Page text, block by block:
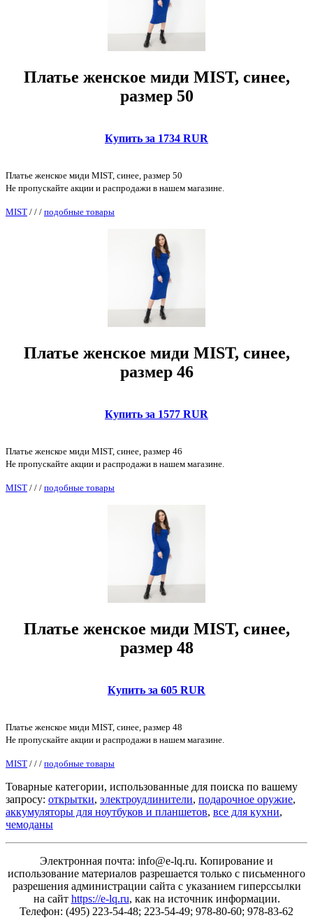
Платье женское миди MIST, синее,
размер 50
Купить за 1734 RUR
Платье женское миди MIST, синее, размер 50
Не пропускайте акции и распродажи в нашем магазине.
MIST / / / подобные товары
Платье женское миди MIST, синее,
размер 46
Купить за 1577 RUR
Платье женское миди MIST, синее, размер 46
Не пропускайте акции и распродажи в нашем магазине.
MIST / / / подобные товары
Платье женское миди MIST, синее,
размер 48
Купить за 605 RUR
Платье женское миди MIST, синее, размер 48
Не пропускайте акции и распродажи в нашем магазине.
MIST / / / подобные товары
Товарные категории, использованные для поиска по вашему
запросу: открытки, электроудлинители, подарочное оружие,
аккумуляторы для ноутбуков и планшетов, все для кухни,
чемоданы
Электронная почта: info@e-lq.ru. Копирование и
использование материалов разрешается только с письменного
разрешения администрации сайта с указанием гиперссылки
на сайт https://e-lq.ru, как на источник информации.
Телефон: (495) 223-54-48; 223-54-49; 978-80-60; 978-83-62